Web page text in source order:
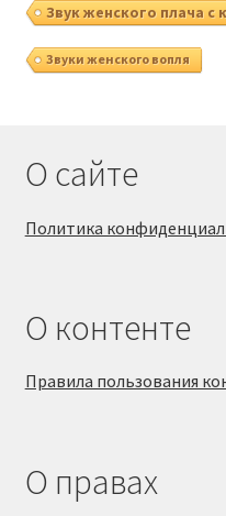
Звук женского плача с
Звуки женского вопля
О сайте
Политика
О контенте
Правила пользования
О правах